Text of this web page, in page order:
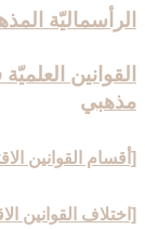
الرأسماليّة
القوانين
مذهبي‏
[أقسام القوانين
[اختلاف القوانين